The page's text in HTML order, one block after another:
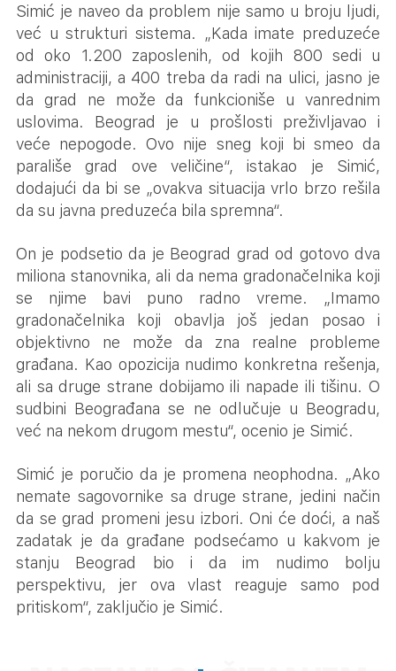
Simić je naveo da problem nije samo u broju ljudi,
već u strukturi sistema. „Kada imate preduzeće
od oko 1.200 zaposlenih, od kojih 800 sedi u
administraciji, a 400 treba da radi na ulici, jasno je
da grad ne može da funkcioniše u vanrednim
uslovima. Beograd je u prošlosti preživljavao i
veće nepogode. Ovo nije sneg koji bi smeo da
parališe grad ove veličine“, istakao je Simić,
dodajući da bi se „ovakva situacija vrlo brzo rešila
da su javna preduzeća bila spremna“.
On je podsetio da je Beograd grad od gotovo dva
miliona stanovnika, ali da nema gradonačelnika koji
se njime bavi puno radno vreme. „Imamo
gradonačelnika koji obavlja još jedan posao i
objektivno ne može da zna realne probleme
građana. Kao opozicija nudimo konkretna rešenja,
ali sa druge strane dobijamo ili napade ili tišinu. O
sudbini Beograđana se ne odlučuje u Beogradu,
već na nekom drugom mestu“, ocenio je Simić.
Simić je poručio da je promena neophodna. „Ako
nemate sagovornike sa druge strane, jedini način
da se grad promeni jesu izbori. Oni će doći, a naš
zadatak je da građane podsećamo u kakvom je
stanju Beograd bio i da im nudimo bolju
perspektivu, jer ova vlast reaguje samo pod
pritiskom“, zaključio je Simić.